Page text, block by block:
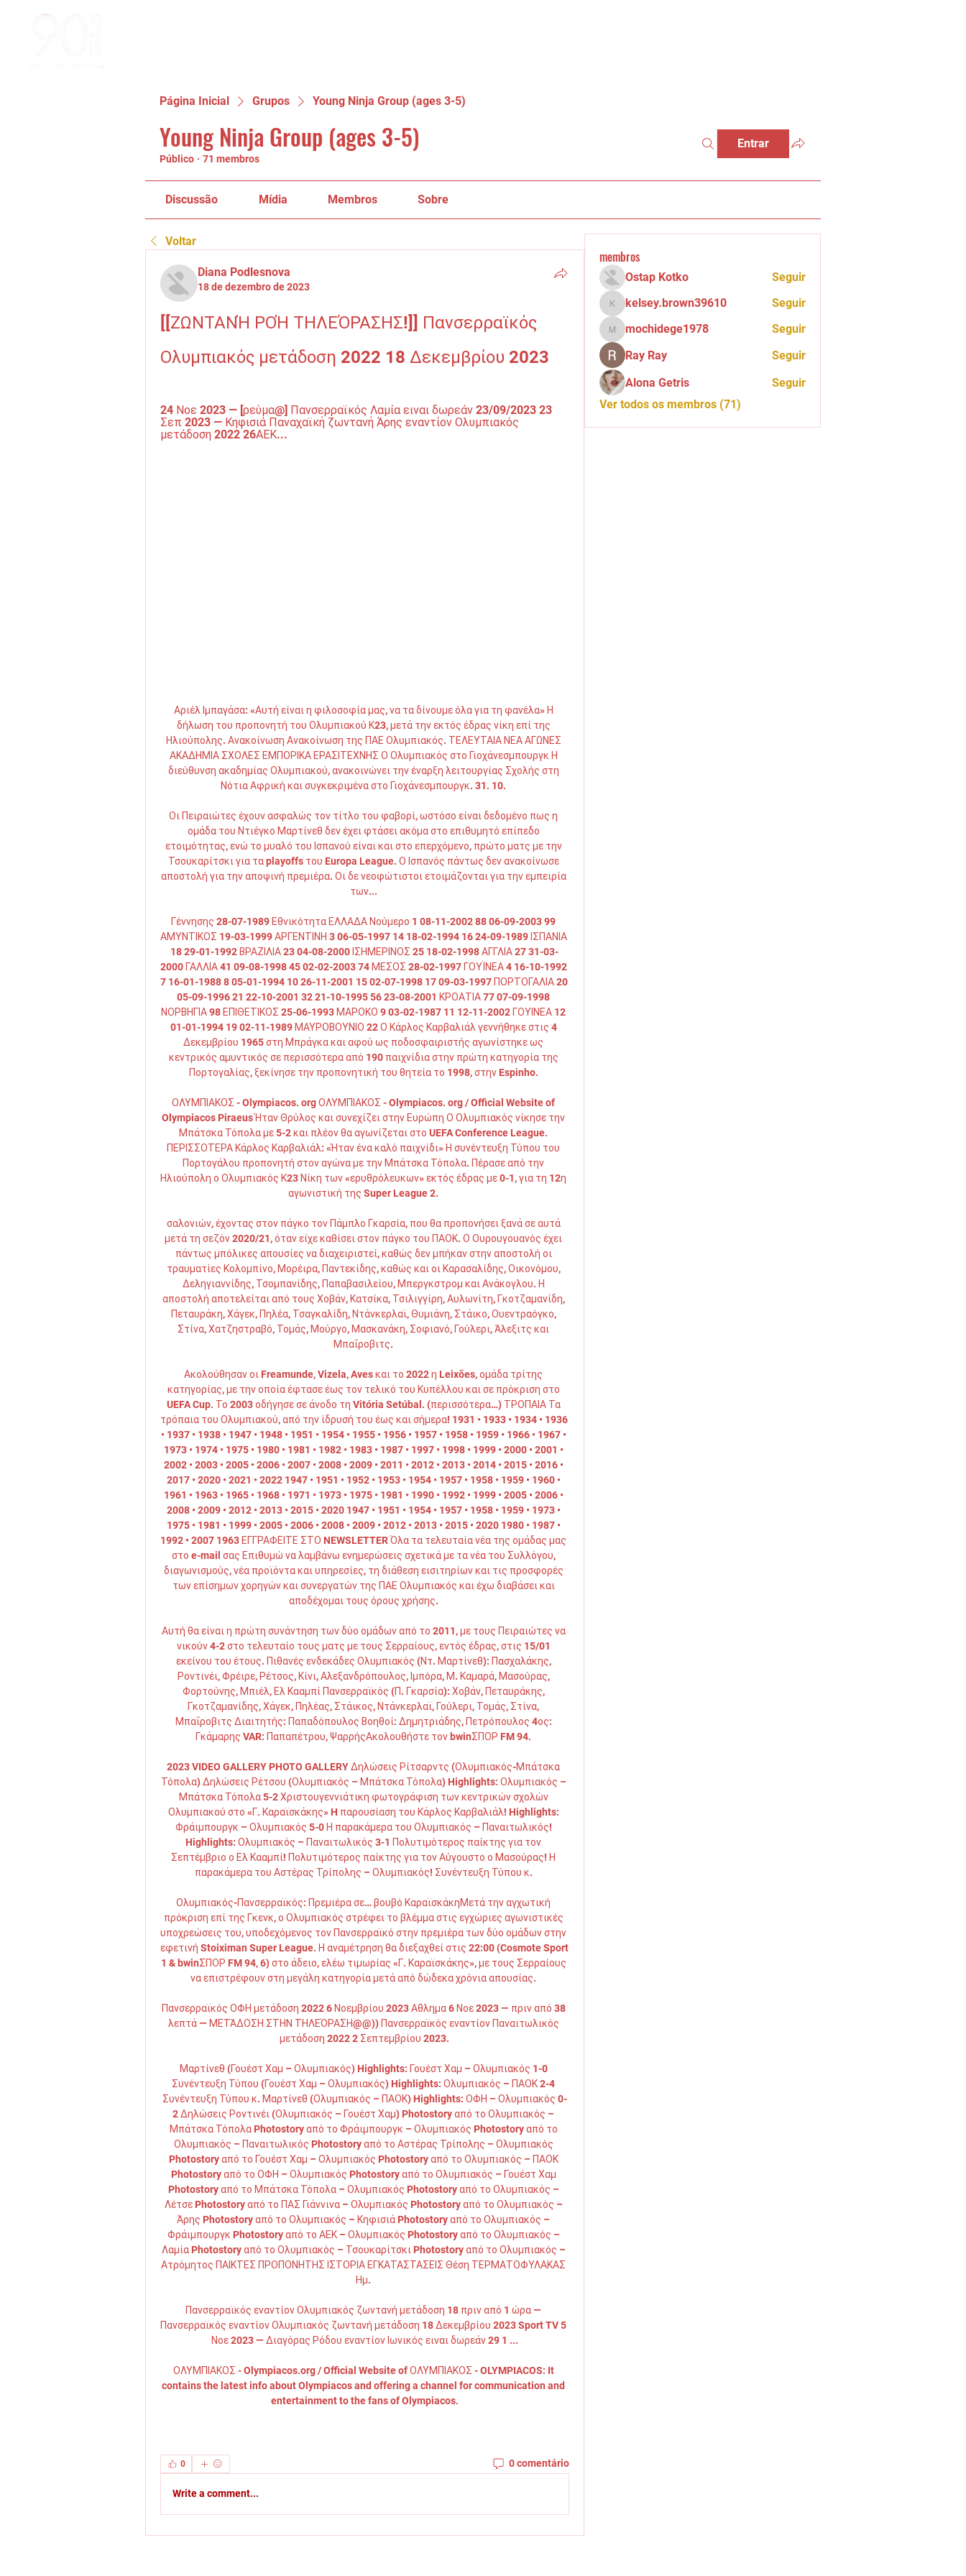
Página Inicial Grupos Young Ninja Group (ages 3-5)
Young Ninja Group (ages 3-5)
Público · 71 membros
Entrar
Discussão Mídia Membros Sobre
Voltar
Diana Podlesnova
18 de dezembro de 2023
[[ΖΩΝΤΑΝΉ ΡΟΉ ΤΗΛΕΌΡΑΣΗΣ!]] Πανσερραϊκός
Ολυμπιακός μετάδοση 2022 18 Δεκεμβρίου 2023
24 Νοε 2023 — [ρεύμα@] Πανσερραϊκός Λαμία ειναι δωρεάν 23/09/2023 23
Σεπ 2023 — Κηφισιά Παναχαϊκή ζωντανή Άρης εναντίον Ολυμπιακός
μετάδοση 2022 26ΑΕΚ...
Αριέλ Ιμπαγάσα: «Αυτή είναι η φιλοσοφία μας, να τα δίνουμε όλα για τη φανέλα» Η
δήλωση του προπονητή του Ολυμπιακού Κ23, μετά την εκτός έδρας νίκη επί της
Ηλιούπολης. Ανακοίνωση Ανακοίνωση της ΠΑΕ Ολυμπιακός. ΤΕΛΕΥΤΑΙΑ ΝΕΑ ΑΓΩΝΕΣ
ΑΚΑΔΗΜΙΑ ΣΧΟΛΕΣ ΕΜΠΟΡΙΚΑ ΕΡΑΣΙΤΕΧΝΗΣ Ο Ολυμπιακός στο Γιοχάνεσμπουργκ Η
διεύθυνση ακαδημίας Ολυμπιακού, ανακοινώνει την έναρξη λειτουργίας Σχολής στη
Νότια Αφρική και συγκεκριμένα στο Γιοχάνεσμπουργκ. 31. 10.
Οι Πειραιώτες έχουν ασφαλώς τον τίτλο του φαβορί, ωστόσο είναι δεδομένο πως η
ομάδα του Ντιέγκο Μαρτίνεθ δεν έχει φτάσει ακόμα στο επιθυμητό επίπεδο
ετοιμότητας, ενώ το μυαλό του Ισπανού είναι και στο επερχόμενο, πρώτο ματς με την
Τσουκαρίτσκι για τα playoffs του Europa League. Ο Ισπανός πάντως δεν ανακοίνωσε
αποστολή για την αποψινή πρεμιέρα. Οι δε νεοφώτιστοι ετοιμάζονται για την εμπειρία
των...
Γέννησης 28-07-1989 Εθνικότητα ΕΛΛΑΔΑ Νούμερο 1 08-11-2002 88 06-09-2003 99
ΑΜΥΝΤΙΚΟΣ 19-03-1999 ΑΡΓΕΝΤΙΝΗ 3 06-05-1997 14 18-02-1994 16 24-09-1989 ΙΣΠΑΝΙΑ
18 29-01-1992 ΒΡΑΖΙΛΙΑ 23 04-08-2000 ΙΣΗΜΕΡΙΝΟΣ 25 18-02-1998 ΑΓΓΛΙΑ 27 31-03-
2000 ΓΑΛΛΙΑ 41 09-08-1998 45 02-02-2003 74 ΜΕΣΟΣ 28-02-1997 ΓΟΥΪΝΕΑ 4 16-10-1992
7 16-01-1988 8 05-01-1994 10 26-11-2001 15 02-07-1998 17 09-03-1997 ΠΟΡΤΟΓΑΛΙΑ 20
05-09-1996 21 22-10-2001 32 21-10-1995 56 23-08-2001 ΚΡΟΑΤΙΑ 77 07-09-1998
ΝΟΡΒΗΓΙΑ 98 ΕΠΙΘΕΤΙΚΟΣ 25-06-1993 ΜΑΡΟΚΟ 9 03-02-1987 11 12-11-2002 ΓΟΥΙΝΕΑ 12
01-01-1994 19 02-11-1989 ΜΑΥΡΟΒΟΥΝΙΟ 22 Ο Κάρλος Καρβαλιάλ γεννήθηκε στις 4
Δεκεμβρίου 1965 στη Μπράγκα και αφού ως ποδοσφαιριστής αγωνίστηκε ως
κεντρικός αμυντικός σε περισσότερα από 190 παιχνίδια στην πρώτη κατηγορία της
Πορτογαλίας, ξεκίνησε την προπονητική του θητεία το 1998, στην Espinho.
ΟΛΥΜΠΙΑΚΟΣ - Olympiacos. org﻿ ΟΛΥΜΠΙΑΚΟΣ - Olympiacos. org / Official Website of
Olympiacos Piraeus Ήταν Θρύλος και συνεχίζει στην Ευρώπη Ο Ολυμπιακός νίκησε την
Μπάτσκα Τόπολα με 5-2 και πλέον θα αγωνίζεται στο UEFA Conference League.
ΠΕΡΙΣΣΟΤΕΡΑ Κάρλος Καρβαλιάλ: «Ήταν ένα καλό παιχνίδι» Η συνέντευξη Τύπου του
Πορτογάλου προπονητή στον αγώνα με την Μπάτσκα Τόπολα. Πέρασε από την
Ηλιούπολη ο Ολυμπιακός Κ23 Νίκη των «ερυθρόλευκων» εκτός έδρας με 0-1, για τη 12η
αγωνιστική της Super League 2.
σαλονιών, έχοντας στον πάγκο τον Πάμπλο Γκαρσία, που θα προπονήσει ξανά σε αυτά
μετά τη σεζόν 2020/21, όταν είχε καθίσει στον πάγκο του ΠΑΟΚ. Ο Ουρουγουανός έχει
πάντως μπόλικες απουσίες να διαχειριστεί, καθώς δεν μπήκαν στην αποστολή οι
τραυματίες Κολομπίνο, Μορέιρα, Παντεκίδης, καθώς και οι Καρασαλίδης, Οικονόμου,
Δεληγιαννίδης, Τσομπανίδης, Παπαβασιλείου, Μπεργκστρομ και Ανάκογλου. Η
αποστολή αποτελείται από τους Χοβάν, Κατσίκα, Τσιλιγγίρη, Αυλωνίτη, Γκοτζαμανίδη,
Πεταυράκη, Χάγεκ, Πηλέα, Τσαγκαλίδη, Ντάνκερλαϊ, Θυμιάνη, Στάικο, Ουεντραόγκο,
Στίνα, Χατζηστραβό, Τομάς, Μούργο, Μασκανάκη, Σοφιανό, Γούλερι, Άλεξιτς και
Μπαΐροβιτς.
Ακολούθησαν οι Freamunde, Vizela, Aves και το 2022 η Leixões, ομάδα τρίτης
κατηγορίας, με την οποία έφτασε έως τον τελικό του Κυπέλλου και σε πρόκριση στο
UEFA Cup. Το 2003 οδήγησε σε άνοδο τη Vitória Setúbal. (περισσότερα…) ΤΡΟΠΑΙΑ Τα
τρόπαια του Ολυμπιακού, από την ίδρυσή του έως και σήμερα! 1931 • 1933 • 1934 • 1936
• 1937 • 1938 • 1947 • 1948 • 1951 • 1954 • 1955 • 1956 • 1957 • 1958 • 1959 • 1966 • 1967 •
1973 • 1974 • 1975 • 1980 • 1981 • 1982 • 1983 • 1987 • 1997 • 1998 • 1999 • 2000 • 2001 •
2002 • 2003 • 2005 • 2006 • 2007 • 2008 • 2009 • 2011 • 2012 • 2013 • 2014 • 2015 • 2016 •
2017 • 2020 • 2021 • 2022 1947 • 1951 • 1952 • 1953 • 1954 • 1957 • 1958 • 1959 • 1960 •
1961 • 1963 • 1965 • 1968 • 1971 • 1973 • 1975 • 1981 • 1990 • 1992 • 1999 • 2005 • 2006 •
2008 • 2009 • 2012 • 2013 • 2015 • 2020 1947 • 1951 • 1954 • 1957 • 1958 • 1959 • 1973 •
1975 • 1981 • 1999 • 2005 • 2006 • 2008 • 2009 • 2012 • 2013 • 2015 • 2020 1980 • 1987 •
1992 • 2007 1963 ΕΓΓΡΑΦΕΙΤΕ ΣΤΟ NEWSLETTER Όλα τα τελευταία νέα της ομάδας μας
στο e-mail σας Επιθυμώ να λαμβάνω ενημερώσεις σχετικά με τα νέα του Συλλόγου,
διαγωνισμούς, νέα προϊόντα και υπηρεσίες, τη διάθεση εισιτηρίων και τις προσφορές
των επίσημων χορηγών και συνεργατών της ΠΑΕ Ολυμπιακός και έχω διαβάσει και
αποδέχομαι τους όρους χρήσης.
Αυτή θα είναι η πρώτη συνάντηση των δύο ομάδων από το 2011, με τους Πειραιώτες να
νικούν 4-2 στο τελευταίο τους ματς με τους Σερραίους, εντός έδρας, στις 15/01
εκείνου του έτους. Πιθανές ενδεκάδες Ολυμπιακός (Ντ. Μαρτίνεθ): Πασχαλάκης,
Ροντινέι, Φρέιρε, Ρέτσος, Κίνι, Αλεξανδρόπουλος, Ιμπόρα, Μ. Καμαρά, Μασούρας,
Φορτούνης, Μπιέλ, Ελ Κααμπί Πανσερραϊκός (Π. Γκαρσία): Χοβάν, Πεταυράκης,
Γκοτζαμανίδης, Χάγεκ, Πηλέας, Στάικος, Ντάνκερλαϊ, Γούλερι, Τομάς, Στίνα,
Μπαΐροβιτς Διαιτητής: Παπαδόπουλος Βοηθοί: Δημητριάδης, Πετρόπουλος 4ος:
Γκάμαρης VAR: Παπαπέτρου, ΨαρρήςΑκολουθήστε τον bwinΣΠΟΡ FM 94.
2023 VIDEO GALLERY PHOTO GALLERY Δηλώσεις Ρίτσαρντς (Ολυμπιακός-Μπάτσκα
Τόπολα) Δηλώσεις Ρέτσου (Ολυμπιακός – Μπάτσκα Τόπολα) Highlights: Ολυμπιακός –
Μπάτσκα Τόπολα 5-2 Χριστουγεννιάτικη φωτογράφιση των κεντρικών σχολών
Ολυμπιακού στο «Γ. Καραϊσκάκης» H παρουσίαση του Κάρλος Καρβαλιάλ! Highlights:
Φράιμπουργκ – Ολυμπιακός 5-0 Η παρακάμερα του Ολυμπιακός – Παναιτωλικός!
Highlights: Ολυμπιακός – Παναιτωλικός 3-1 Πολυτιμότερος παίκτης για τον
Σεπτέμβριο ο Ελ Κααμπί! Πολυτιμότερος παίκτης για τον Αύγουστο ο Μασούρας! Η
παρακάμερα του Αστέρας Τρίπολης – Ολυμπιακός! Συνέντευξη Τύπου κ.
Ολυμπιακός-Πανσερραϊκός: Πρεμιέρα σε… βουβό ΚαραϊσκάκηΜετά την αγχωτική
πρόκριση επί της Γκενκ, ο Ολυμπιακός στρέφει το βλέμμα στις εγχώριες αγωνιστικές
υποχρεώσεις του, υποδεχόμενος τον Πανσερραϊκό στην πρεμιέρα των δύο ομάδων στην
εφετινή Stoiximan Super League. Η αναμέτρηση θα διεξαχθεί στις 22:00 (Cosmote Sport
1 & bwinΣΠΟΡ FM 94, 6) στο άδειο, ελέω τιμωρίας «Γ. Καραϊσκάκης», με τους Σερραίους
να επιστρέφουν στη μεγάλη κατηγορία μετά από δώδεκα χρόνια απουσίας.
Πανσερραϊκός ΟΦΗ μετάδοση 2022 6 Νοεμβρίου 2023 Αθλημα 6 Νοε 2023 — πριν από 38
λεπτά — ΜΕΤΆΔΟΣΗ ΣΤΗΝ ΤΗΛΕΌΡΑΣΗ@@)) Πανσερραϊκός εναντίον Παναιτωλικός
μετάδοση 2022 2 Σεπτεμβρίου 2023.
Μαρτίνεθ (Γουέστ Χαμ – Ολυμπιακός) Highlights: Γουέστ Χαμ – Ολυμπιακός 1-0
Συνέντευξη Τύπου (Γουέστ Χαμ – Ολυμπιακός) Highlights: Ολυμπιακός – ΠΑΟΚ 2-4
Συνέντευξη Τύπου κ. Μαρτίνεθ (Ολυμπιακός – ΠΑΟΚ) Highlights: ΟΦΗ – Ολυμπιακός 0-
2 Δηλώσεις Ροντινέι (Ολυμπιακός – Γουέστ Χαμ) Photostory από το Ολυμπιακός –
Μπάτσκα Τόπολα Photostory από το Φράιμπουργκ – Ολυμπιακός Photostory από το
Ολυμπιακός – Παναιτωλικός Photostory από το Αστέρας Τρίπολης – Ολυμπιακός
Photostory από το Γουέστ Χαμ – Ολυμπιακός Photostory από το Ολυμπιακός – ΠΑΟΚ
Photostory από το ΟΦΗ – Ολυμπιακός Photostory από το Ολυμπιακός – Γουέστ Χαμ
Photostory από το Μπάτσκα Τόπολα – Ολυμπιακός Photostory από το Ολυμπιακός –
Λέτσε Photostory από το ΠΑΣ Γιάννινα – Ολυμπιακός Photostory από το Ολυμπιακός –
Άρης Photostory από το Ολυμπιακός – Κηφισιά Photostory από το Ολυμπιακός –
Φράιμπουργκ Photostory από το ΑΕΚ – Ολυμπιακός Photostory από το Ολυμπιακός –
Λαμία Photostory από το Ολυμπιακός – Τσουκαρίτσκι Photostory από το Ολυμπιακός –
Ατρόμητος ΠΑΙΚΤΕΣ ΠΡΟΠΟΝΗΤΗΣ ΙΣΤΟΡΙΑ ΕΓΚΑΤΑΣΤΑΣΕΙΣ Θέση ΤΕΡΜΑΤΟΦΥΛΑΚΑΣ
Ημ.
Πανσερραϊκός εναντίον Ολυμπιακός ζωντανή μετάδοση 18 πριν από 1 ώρα —
Πανσερραϊκός εναντίον Ολυμπιακός ζωντανή μετάδοση 18 Δεκεμβρίου 2023 Sport TV 5
Νοε 2023 — Διαγόρας Ρόδου εναντίον Ιωνικός ειναι δωρεάν 29 1 ...
ΟΛΥΜΠΙΑΚΟΣ - Olympiacos.org / Official Website of ΟΛΥΜΠΙΑΚΟΣ - OLYMPIACOS: It
contains the latest info about Olympiacos and offering a channel for communication and
entertainment to the fans of Olympiacos.
0 0 comentário
Write a comment...
membros
Ostap Kotko Seguir
kelsey.brown39610
kelsey.brown39610 Seguir
mochidege1978
mochidege1978
Seguir
Ray Ray
Seguir
Alona Getris
Seguir
Ver todos os membros (71)